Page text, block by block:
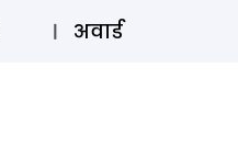
SUBSCRIBE
अवार्ड